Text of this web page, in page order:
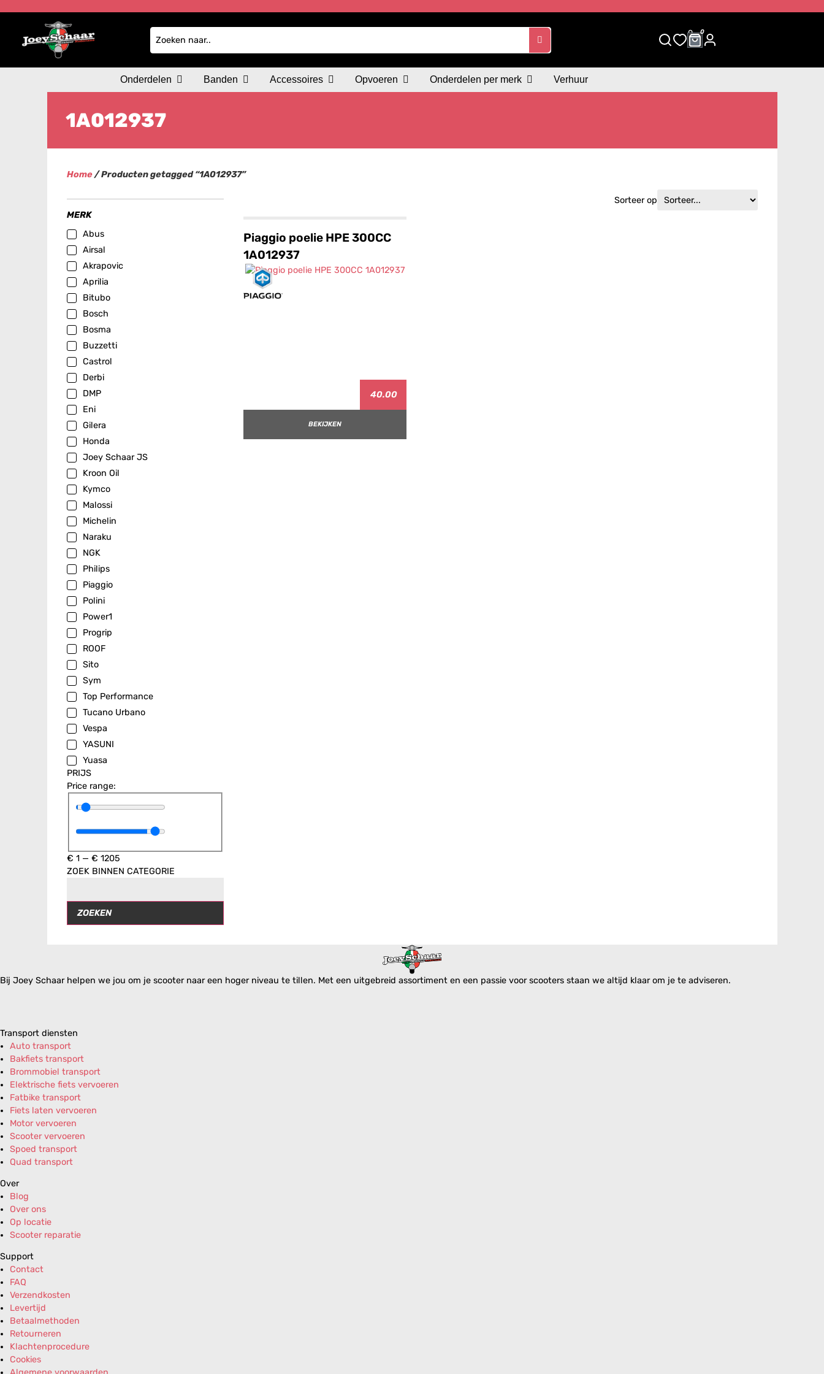
0 0
Onderdelen Banden Accessoires Opvoeren Onderdelen per merk Verhuur
1A012937
Home/ Producten getagged “1A012937”
MERK
Abus
Airsal
Akrapovic
Aprilia
Bitubo
Bosch
Bosma
Buzzetti
Castrol
Derbi
DMP
Eni
Gilera
Honda
Joey Schaar JS
Kroon Oil
Kymco
Malossi
Michelin
Naraku
NGK
Philips
Piaggio
Polini
Power1
Progrip
ROOF
Sito
Sym
Top Performance
Tucano Urbano
Vespa
YASUNI
Yuasa
PRIJS
Price range:
€ 1 — € 1205
ZOEK BINNEN CATEGORIE
ZOEKEN
Sorteer op
Piaggio poelie HPE 300CC
1A012937
40.00
BEKIJKEN
Bij Joey Schaar helpen we jou om je scooter naar een hoger niveau te tillen. Met een uitgebreid assortiment en een passie voor scooters staan we altijd klaar om je te adviseren.
Transport diensten
Auto transport
Bakfiets transport
Brommobiel transport
Elektrische fiets vervoeren
Fatbike transport
Fiets laten vervoeren
Motor vervoeren
Scooter vervoeren
Spoed transport
Quad transport
Over
Blog
Over ons
Op locatie
Scooter reparatie
Support
Contact
FAQ
Verzendkosten
Levertijd
Betaalmethoden
Retourneren
Klachtenprocedure
Cookies